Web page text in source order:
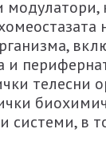
и
телесни
системи, в